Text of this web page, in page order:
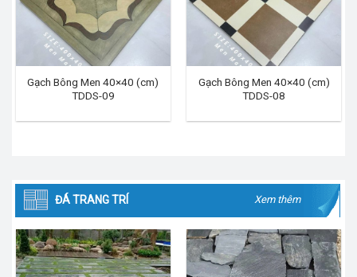
Gạch Bông Men 40×40 (cm)
TDDS-09
Gạch Bông Men 40×40 (cm)
TDDS-08
ĐÁ TRANG TRÍ Xem thêm